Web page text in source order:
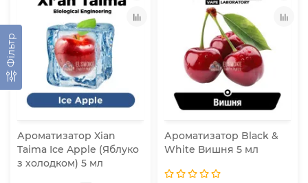
Фільтр
Ароматизатор Xian
Taima Ice Apple (Яблуко
з холодком) 5 мл
Ароматизатор Black &
White Вишня 5 мл